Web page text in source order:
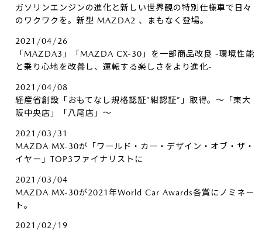
ガソリンエンジンの進化と新しい世界観の特別仕様車で日々
のワクワクを。新型 MAZDA2 、まもなく登場。
2021/04/26
「MAZDA3」「MAZDA CX-30」を一部商品改良 -環境性能
と乗り心地を改善し、運転する楽しさをより進化-
2021/04/08
経産省創設「おもてなし規格認証”紺認証”」取得。～「東大
阪中央店」「八尾店」～
2021/03/31
MAZDA MX-30が「ワールド・カー・デザイン・オブ・ザ・
イヤー」TOP3ファイナリストに
2021/03/04
MAZDA MX-30が2021年World Car Awards各賞にノミネー
ト。
2021/02/19